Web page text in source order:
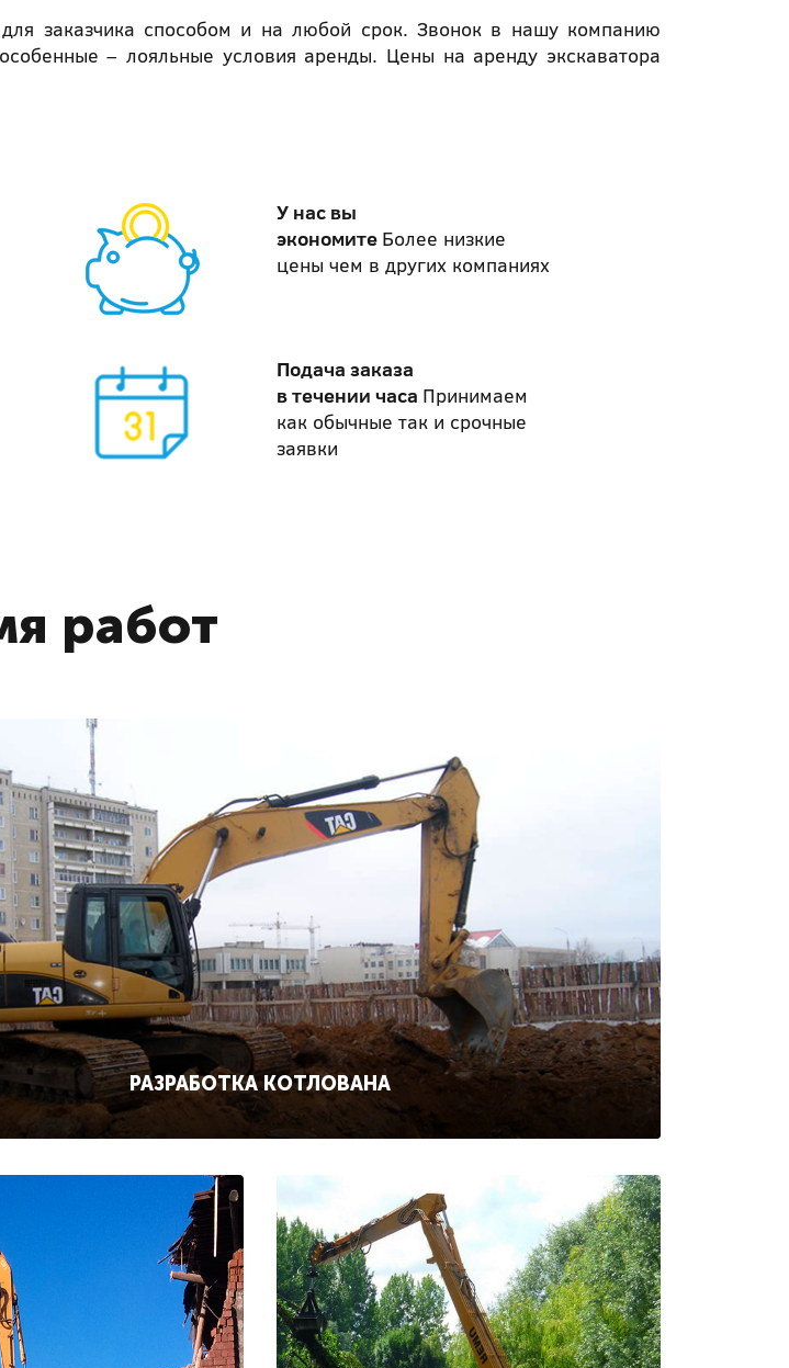
заказчика способом и на любой срок. Звонок в нашу компанию
– лояльные условия аренды. Цены на аренду экскаватора
У нас вы
экономите Более низкие
цены чем в других компаниях
Подача заказа
в течении часа Принимаем
как обычные так и срочные
заявки
работ
РАЗРАБОТКА КОТЛОВАНА